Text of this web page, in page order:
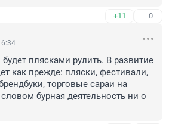
+11 –0
плясками рулить. В развитие
как прежде: пляски, фестивали,
торговые сараи на
бурная деятельность ни о